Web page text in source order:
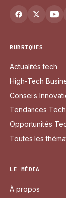
RUBRIQUES
Actualités tech
High-Tech
Conseils
Tendances
Opportunités
Toutes les
LE MÉDIA
À propos